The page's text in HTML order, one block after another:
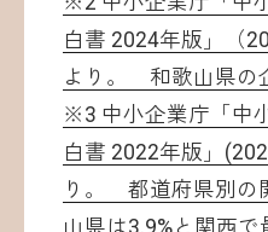
白書 2024年版」（
より。 和歌山県の
※3 中小企業庁「中
白書 2022年版」
り。 都道府県別の